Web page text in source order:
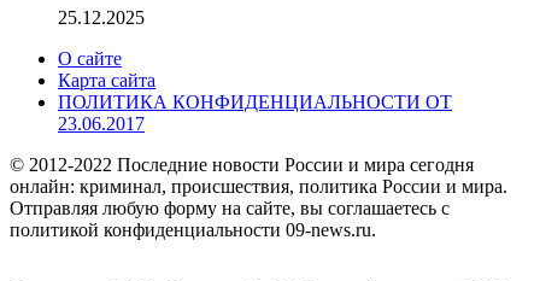
25.12.2025
О сайте
Карта сайта
ПОЛИТИКА КОНФИДЕНЦИАЛЬНОСТИ ОТ
23.06.2017
© 2012-2022 Последние новости России и мира сегодня
онлайн: криминал, происшествия, политика России и мира.
Отправляя любую форму на сайте, вы соглашаетесь с
политикой конфиденциальности 09-news.ru.